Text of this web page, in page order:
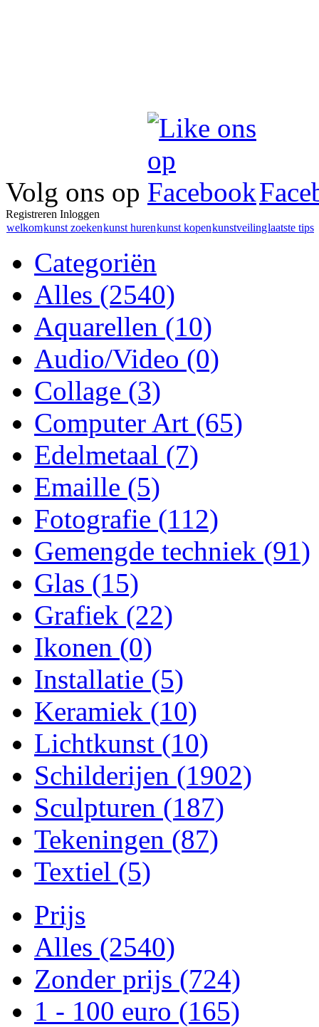
Volg ons op
Registreren Inloggen
welkomkunst zoekenkunst hurenkunst kopenkunstveilinglaatste tips
Categoriën
Alles (2540)
Aquarellen (10)
Audio/Video (0)
Collage (3)
Computer Art (65)
Edelmetaal (7)
Emaille (5)
Fotografie (112)
Gemengde techniek (91)
Glas (15)
Grafiek (22)
Ikonen (0)
Installatie (5)
Keramiek (10)
Lichtkunst (10)
Schilderijen (1902)
Sculpturen (187)
Tekeningen (87)
Textiel (5)
Prijs
Alles (2540)
Zonder prijs (724)
1 - 100 euro (165)